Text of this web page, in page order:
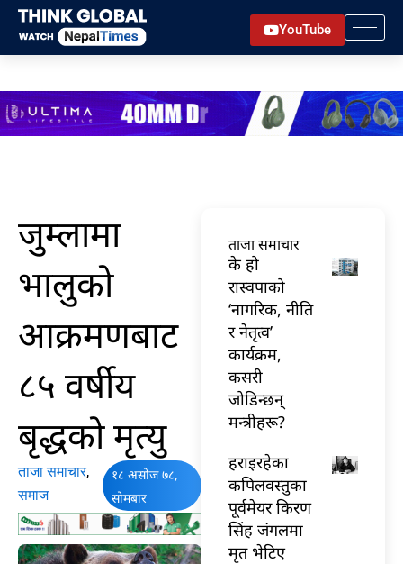
Skip
content
YouTube
जुम्लामा
भालुको
आक्रमणबाट
८५ वर्षीय
बृद्धको मृत्यु
ताजा समाचार,
समाज
१८ असोज ७८,
सोमबार
ताजा समाचार
के हो
रास्वपाको
‘नागरिक, नीति
र नेतृत्व’
कार्यक्रम,
कसरी
जोडिन्छन्
मन्त्रीहरू?
हराइरहेका
कपिलवस्तुका
पूर्वमेयर किरण
सिंह जंगलमा
मृत भेटिए